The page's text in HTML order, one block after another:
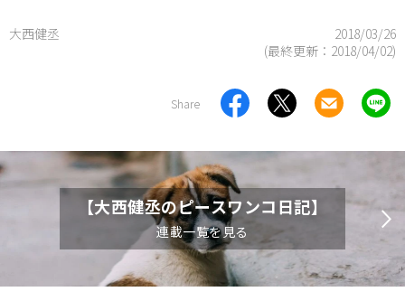
大西健丞
2018/03/26
(最終更新： 2018/04/02)
Share
【大西健丞のピースワンコ日記】
連載一覧を見る